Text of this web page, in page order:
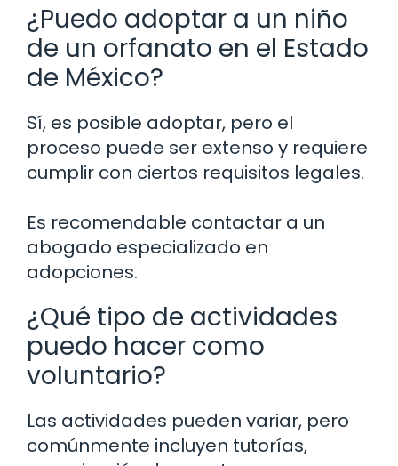
¿Puedo adoptar a un niño
de un orfanato en el Estado
de México?
Sí, es posible adoptar, pero el
proceso puede ser extenso y requiere
cumplir con ciertos requisitos legales.
Es recomendable contactar a un
abogado especializado en
adopciones.
¿Qué tipo de actividades
puedo hacer como
voluntario?
Las actividades pueden variar, pero
comúnmente incluyen tutorías,